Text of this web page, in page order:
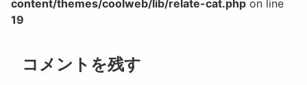
content/themes/coolweb/lib/relate-cat.php on line
19
コメントを残す